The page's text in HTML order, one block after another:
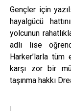
Gençler için
hayalgücü
yolcunun
adlı lise
Harker’larla
karşı zor bir
taşınma hakkı